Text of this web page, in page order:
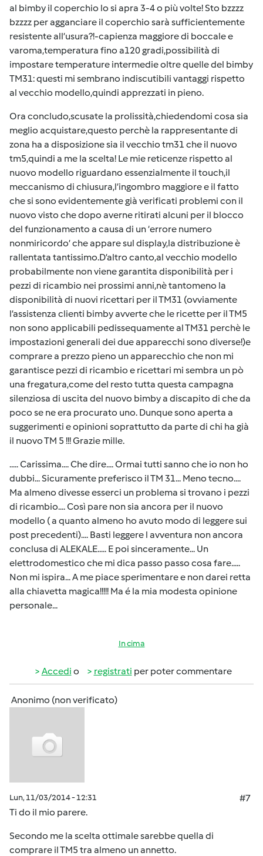
al bimby il coperchio lo si apra 3-4 o più volte! Sto bzzzz
bzzzz per agganciare il coperchio sarà sufficientemente
resistente all’usura?!-capienza maggiore di boccale e
varoma,temperatura fino a120 gradi,possibilità di
impostare temperature intermedie oltre quelle del bimby
TM31: questi mi sembrano indiscutibili vantaggi rispetto
al vecchio modello,quindi apprezzati in pieno.
Ora concludo,scusate la prolissità,chiedendomi cosa sia
meglio acquistare,questo perchè la rappresentante di
zona ha a disposizione sia il vecchio tm31 che il nuovo
tm5,quindi a me la scelta! Le mie reticenze rispetto al
nuovo modello riguardano essenzialmente il touch,il
meccanismo di chiusura,l’ingombro maggiore e il fatto
che si sono evidentemente già verificati problemi con il
nuovo visto che dopo averne ritirati alcuni per il blocco
del funzionamento a causa di un ‘errore numero
nonmiricordo’ che appare sul display,la distribuzione è
rallentata tantissimo.D’altro canto,al vecchio modello
probabilmente non viene garantita disponibilità per i
pezzi di ricambio nei prossimi anni,nè tantomeno la
disponibilità di nuovi ricettari per il TM31 (ovviamente
l’assistenza clienti bimby avverte che le ricette per il TM5
non sono applicabili pedissequamente al TM31 perchè le
impostazioni generali dei due apparecchi sono diverse!)e
comprare a prezzo pieno un apparecchio che non mi
garantisce pezzi di ricambio e ricettari mi sembra un pò
una fregatura,come del resto tutta questa campagna
silenziosa di uscita del nuovo bimby a discapito di che da
poco se ne era procurato uno. Dunque sono aperta a
suggerimenti e opinioni soprattutto da parte di chi ha già
il nuovo TM 5 !!! Grazie mille.
..... Carissima.... Che dire.... Ormai tutti sanno che io non ho
dubbi... Sicuramente preferisco il TM 31... Meno tecno....
Ma almeno divesse esserci un problema si trovano i pezzi
di ricambio.... Così pare non sia ancora per il nuovo
modello ( a quanto almeno ho avuto modo di leggere sui
post precedenti).... Basti leggere l avventura non ancora
conclusa di ALEKALE..... E poi sinceramente... Un
elettrodomestico che mi dica passo passo cosa fare.....
Non mi ispira... A me piace sperimentare e non darei retta
alla chiavetta magica!!!!! Ma é la mia modesta opinione
personale...
In cima
Accedi o registrati per poter commentare
Anonimo (non verificato)
Lun, 11/03/2014 - 12:31
#7
Ti do il mio parere.
Secondo me la scelta ottimale sarebbe quella di
comprare il TM5 tra almeno un annetto.